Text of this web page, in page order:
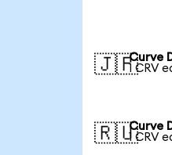
🇯🇵Curve
1 CRV
🇷🇺Curve
1 CRV